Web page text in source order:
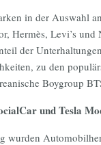
in der Auswahl
Hermès, Levi’s
der
zu den
Boygroup
und Tesla
wurden